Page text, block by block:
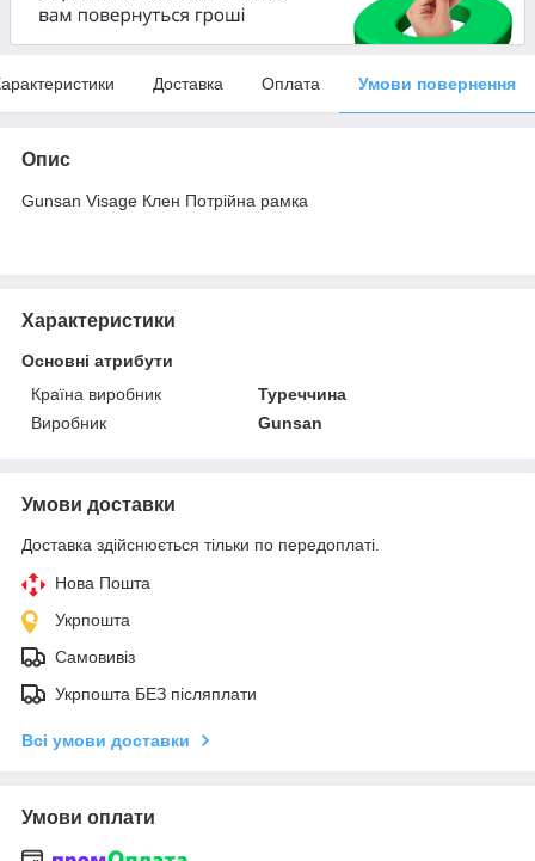
Доставка Оплата Умови повернення
Опис
Gunsan Visage Клен Потрійна рамка
Характеристики
Основні атрибути
Країна виробник
Туреччина
Виробник
Gunsan
Умови доставки
Доставка здійснюється тільки по передоплаті.
Нова Пошта
Укрпошта
Самовивіз
Укрпошта БЕЗ післяплати
Всі умови доставки
Умови оплати